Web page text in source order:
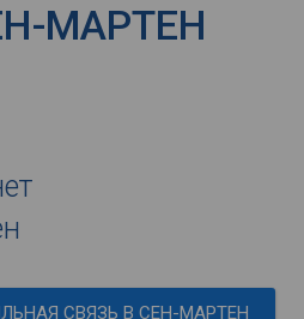
МАРТЕН
СВЯЗЬ В СЕН-МАРТЕН